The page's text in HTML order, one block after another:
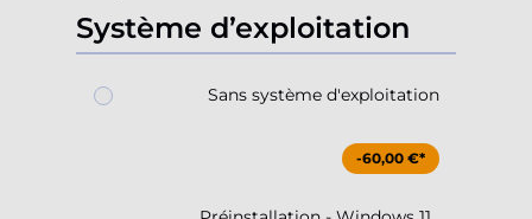
Système d’exploitation
Sans système d'exploitation
-60,00 €*